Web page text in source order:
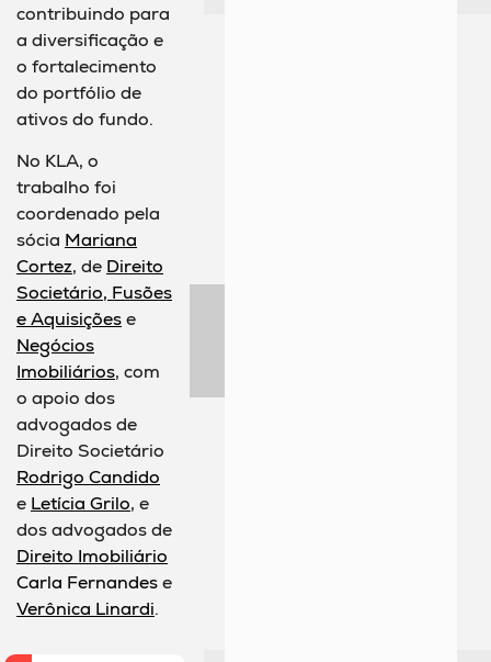
contribuindo para
a diversificação e
o fortalecimento
do portfólio de
ativos do fundo.
No KLA, o
trabalho foi
coordenado pela
sócia Mariana
Cortez, de Direito
Societário, Fusões
e Aquisiçõese
Negócios
Imobiliários, com
o apoio dos
advogados de
Direito Societário
Rodrigo Candido
e Letícia Grilo, e
dos advogados de
Direito Imobiliário
Carla Fernandese
Verônica Linardi.